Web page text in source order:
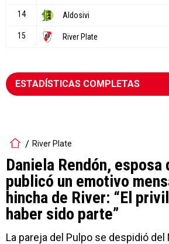
ESTADÍSTICAS COMPLETAS
River Plate
Daniela Rendón, esposa
publicó un emotivo
hincha de River: “El
haber sido parte”
La pareja del Pulpo se despidió del